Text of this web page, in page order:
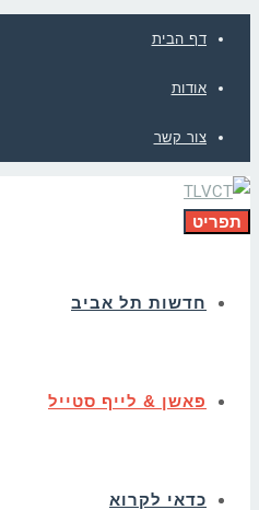
דף הבית
אודות
צור קשר
תפריט
חדשות תל אביב
פאשן & לייף סטייל
כדאי לקרוא